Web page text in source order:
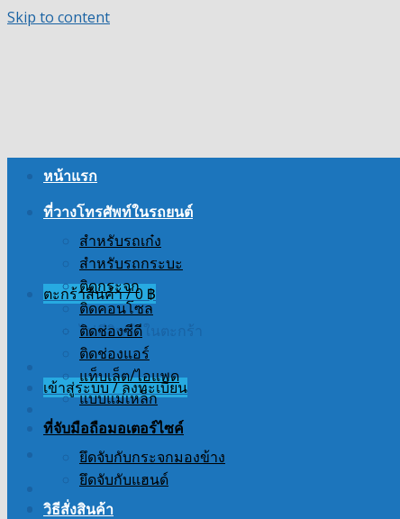
Skip to content
ตะกร้าสินค้า /0 ฿
ไม่มีสินค้าในตะกร้า
เข้าสู่ระบบ / ลงทะเบียน
หน้าแรก
ที่วางโทรศัพท์ในรถยนต์
สำหรับรถเก๋ง
สำหรับรถกระบะ
ติดกระจก
ติดคอนโซล
ติดช่องซีดี
ติดช่องแอร์
แท็บเล็ต/ไอแพด
แบบแม่เหล็ก
ที่จับมือถือมอเตอร์ไซค์
ยึดจับกับกระจกมองข้าง
ยึดจับกับแฮนด์
วิธีสั่งสินค้า